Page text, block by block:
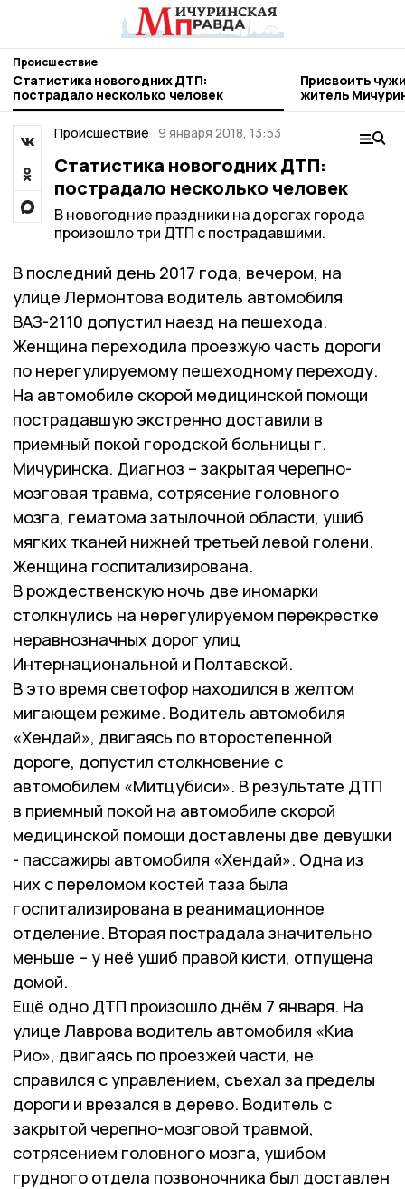
Происшествие
Статистика новогодних ДТП:
пострадало несколько человек
Присвоить
житель
Происшествие 9 января 2018, 13:53
Статистика новогодних ДТП:
пострадало несколько человек
В новогодние праздники на дорогах города
произошло три ДТП с пострадавшими.
В последний день 2017 года, вечером, на
улице Лермонтова водитель автомобиля
ВАЗ-2110 допустил наезд на пешехода.
Женщина переходила проезжую часть дороги
по нерегулируемому пешеходному переходу.
На автомобиле скорой медицинской помощи
пострадавшую экстренно доставили в
приемный покой городской больницы г.
Мичуринска. Диагноз – закрытая черепно-
мозговая травма, сотрясение головного
мозга, гематома затылочной области, ушиб
мягких тканей нижней третьей левой голени.
Женщина госпитализирована.
В рождественскую ночь две иномарки
столкнулись на нерегулируемом перекрестке
неравнозначных дорог улиц
Интернациональной и Полтавской.
В это время светофор находился в желтом
мигающем режиме. Водитель автомобиля
«Хендай», двигаясь по второстепенной
дороге, допустил столкновение с
автомобилем «Митцубиси». В результате ДТП
в приемный покой на автомобиле скорой
медицинской помощи доставлены две девушки
- пассажиры автомобиля «Хендай». Одна из
них с переломом костей таза была
госпитализирована в реанимационное
отделение. Вторая пострадала значительно
меньше – у неё ушиб правой кисти, отпущена
домой.
Ещё одно ДТП произошло днём 7 января. На
улице Лаврова водитель автомобиля «Киа
Рио», двигаясь по проезжей части, не
справился с управлением, съехал за пределы
дороги и врезался в дерево. Водитель с
закрытой черепно-мозговой травмой,
сотрясением головного мозга, ушибом
грудного отдела позвоночника был доставлен